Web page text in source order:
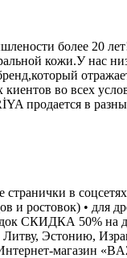
более 20 лет!
кожи.У нас
во всех
продается в
в
и ростовок) • для
СКИДКА 50%
Литву, Эстонию,
магазин